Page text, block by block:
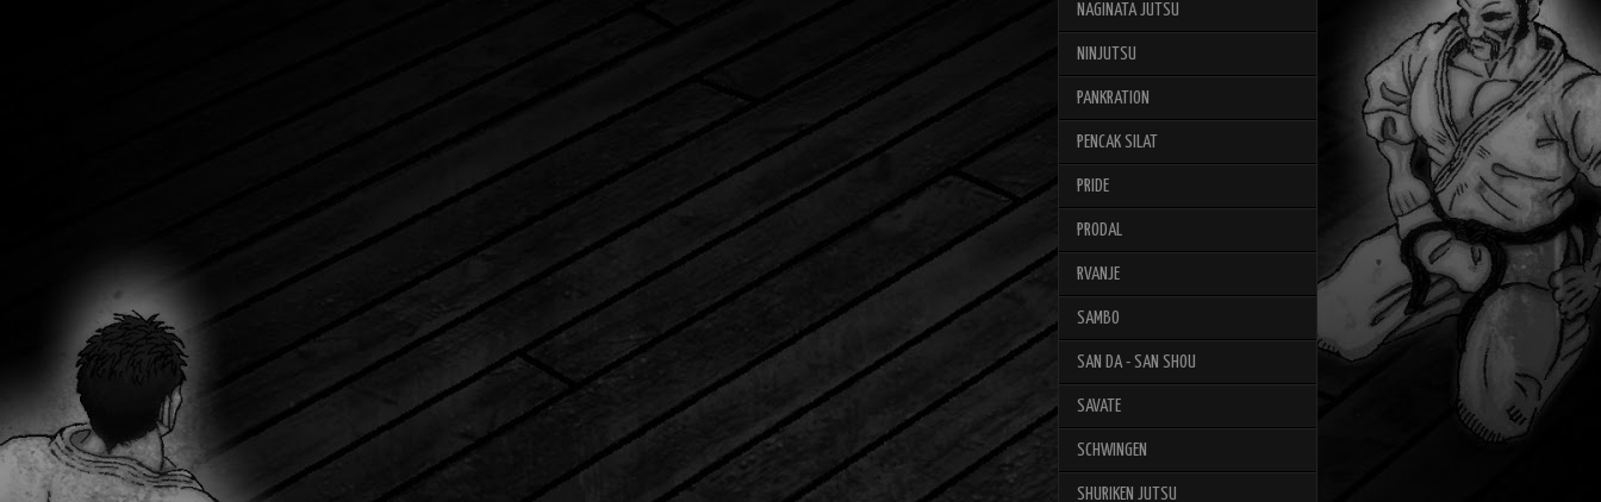
NAGINATA JUTSU
NINJUTSU
PANKRATION
PENCAK SILAT
PRIDE
PRODAL
RVANJE
SAMBO
SAN DA - SAN SHOU
SAVATE
SCHWINGEN
SHURIKEN JUTSU